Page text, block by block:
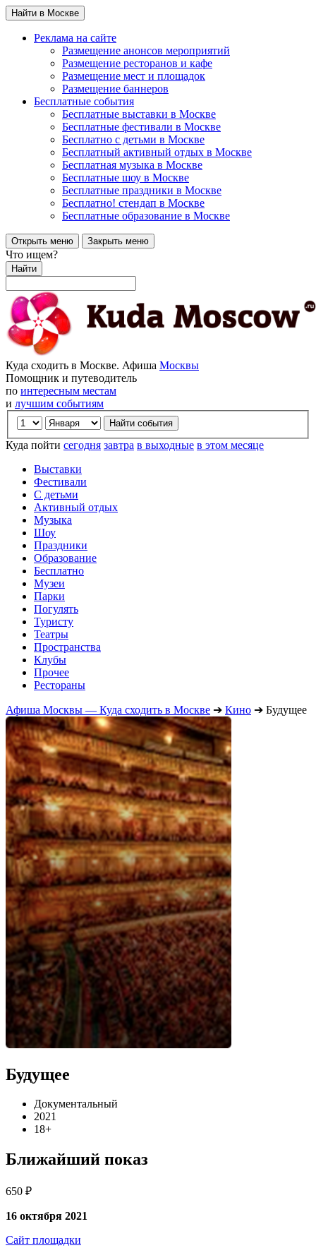
Найти в Москве
Реклама на сайте
Размещение анонсов мероприятий
Размещение ресторанов и кафе
Размещение мест и площадок
Размещение баннеров
Бесплатные события
Бесплатные выставки в Москве
Бесплатные фестивали в Москве
Бесплатно с детьми в Москве
Бесплатный активный отдых в Москве
Бесплатная музыка в Москве
Бесплатные шоу в Москве
Бесплатные праздники в Москве
Бесплатно! стендап в Москве
Бесплатные образование в Москве
Открыть меню Закрыть меню
Что ищем?
Найти
Куда сходить в Москве. Афиша Москвы
Помощник и путеводитель
по интересным местам
и лучшим событиям
Куда пойти сегодня завтра в выходные в этом месяце
Выставки
Фестивали
С детьми
Активный отдых
Музыка
Шоу
Праздники
Образование
Бесплатно
Музеи
Парки
Погулять
Туристу
Театры
Пространства
Клубы
Прочее
Рестораны
Афиша Москвы — Куда сходить в Москве ➔ Кино ➔ Будущее
Будущее
Документальный
2021
18+
Ближайший показ
650 ₽
16 октября 2021
Сайт площадки